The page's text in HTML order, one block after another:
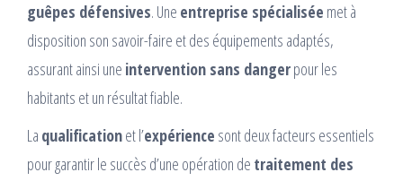
guêpes défensives. Une entreprise spécialisée met à
disposition son savoir-faire et des équipements adaptés,
assurant ainsi une intervention sans dangerpour les
habitants et un résultat fiable.
La qualificationet l’expérience sont deux facteurs essentiels
pour garantir le succès d’une opération de traitement des